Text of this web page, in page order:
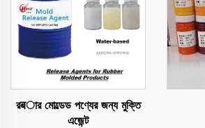
রबার মোল্ডেড পণ্যের জন্য মুক্তি
এজেন্ট